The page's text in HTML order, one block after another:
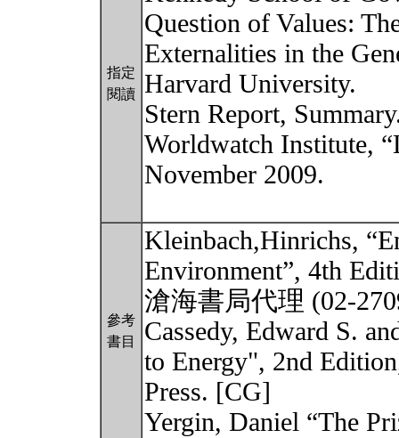
指定
閱讀
Question of Values:
Externalities in the
Harvard University.
Stern Report,
Worldwatch Institute,
November 2009.
參考
書目
Kleinbach,Hinrichs,
Environment”, 4th
滄海書局代理 (02-
Cassedy, Edward S.
to Energy", 2nd
Press. [CG]
Yergin, Daniel “The